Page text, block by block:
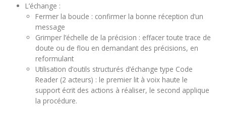
L’échange :
Fermer la boucle : confirmer la bonne réception d’un
message
Grimper l’échelle de la précision : effacer toute trace de
doute ou de flou en demandant des précisions, en
reformulant
Utilisation d’outils structurés d’échange type Code
Reader (2 acteurs) : le premier lit à voix haute le
support écrit des actions à réaliser, le second applique
la procédure.